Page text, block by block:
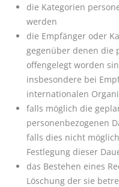
die Kategorien
werden
die Empfänger oder
gegenüber denen die
offengelegt worden
insbesondere bei
internationalen
falls möglich die
personenbezogenen
falls dies nicht
Festlegung dieser
das Bestehen eines
Löschung der sie